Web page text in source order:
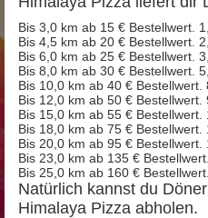
Bis 3,0 km ab 15 € Bestellwert.
Bis 4,5 km ab 20 € Bestellwert.
Bis 6,0 km ab 25 € Bestellwert.
Bis 8,0 km ab 30 € Bestellwert.
Bis 10,0 km ab 40 €
Bis 12,0 km ab 50 €
Bis 15,0 km ab 55 €
Bis 18,0 km ab 75 €
Bis 20,0 km ab 95 €
Bis 23,0 km ab 135 €
Bis 25,0 km ab 160 €
Natürlich kannst du
Himalaya Pizza abholen.